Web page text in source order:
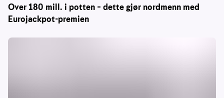
Over 180 mill. i potten – dette gjør nordmenn med
Eurojackpot-premien